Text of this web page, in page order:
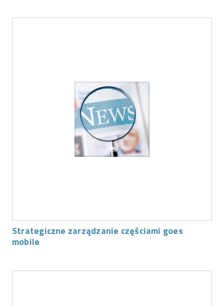
Strategiczne zarządzanie częściami goes
mobile